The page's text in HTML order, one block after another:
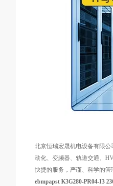
北京恒瑞宏晟机电设备有限
动化、变频器、轨道交通、
快捷的服务，严谨、科学的
ebmpapst K3G280-PR04-I3